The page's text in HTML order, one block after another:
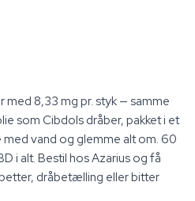
med 8,33 mg pr. styk — samme
som Cibdols dråber, pakket i et
vand og glemme alt om. 60
i alt. Bestil hos Azarius og få
dråbetælling eller bitter